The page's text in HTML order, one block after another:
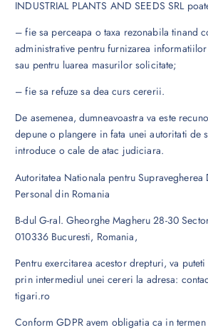
INDUSTRIAL PLANTS AND SEEDS SRL
– fie sa perceapa o taxa rezonabila tinand
administrative pentru furnizarea
sau pentru luarea masurilor solicitate;
– fie sa refuze sa dea curs cererii.
De asemenea, dumneavoastra va este
depune o plangere in fata unei autoritati de
introduce o cale de atac judiciara.
Autoritatea Nationala pentru
Personal din Romania
B-dul G-ral. Gheorghe Magheru 28-30
010336 Bucuresti, Romania,
Pentru exercitarea acestor drepturi, va
prin intermediul unei cereri la adresa:
tigari.ro
Conform GDPR avem obligatia ca in